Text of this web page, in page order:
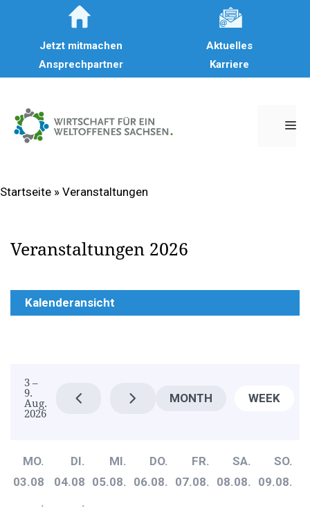
springenJetzt mitmachen
Aktuelles
Ansprechpartner
Karriere
Startseite » Veranstaltungen
Veranstaltungen 2026
Kalenderansicht
3 –
9.
Aug.
2026
MONTH WEEK
MO.
03.08
.
DI.
04.08
.
MI.
05.08.
DO.
06.08.
FR.
07.08.
SA.
08.08.
SO.
09.08.